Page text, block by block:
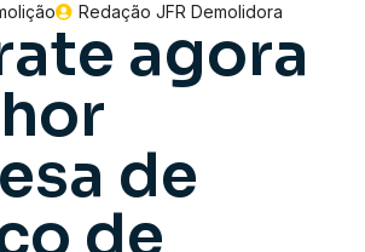
Redação JFR Demolidora
agora
de
de